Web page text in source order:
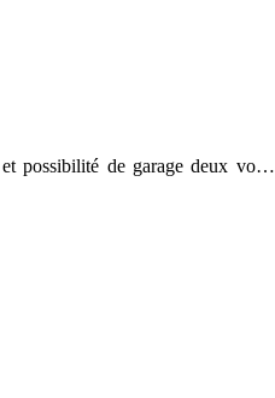
possibilité de garage deux vo…